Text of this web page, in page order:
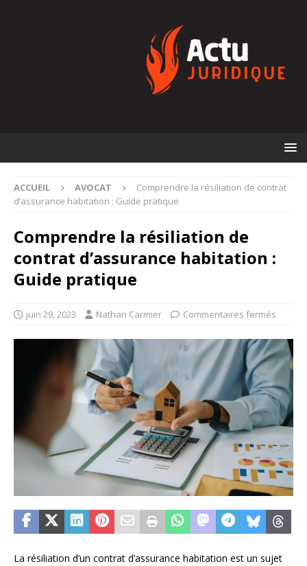
ACCUEIL AVOCAT
Comprendre la résiliation de contrat
d’assurance habitation : Guide pratique
Comprendre la résiliation de
contrat d’assurance habitation :
Guide pratique
juin 29, 2023 Nathan Carmier Commentaires fermés
La résiliation d’un contrat d’assurance habitation est un sujet